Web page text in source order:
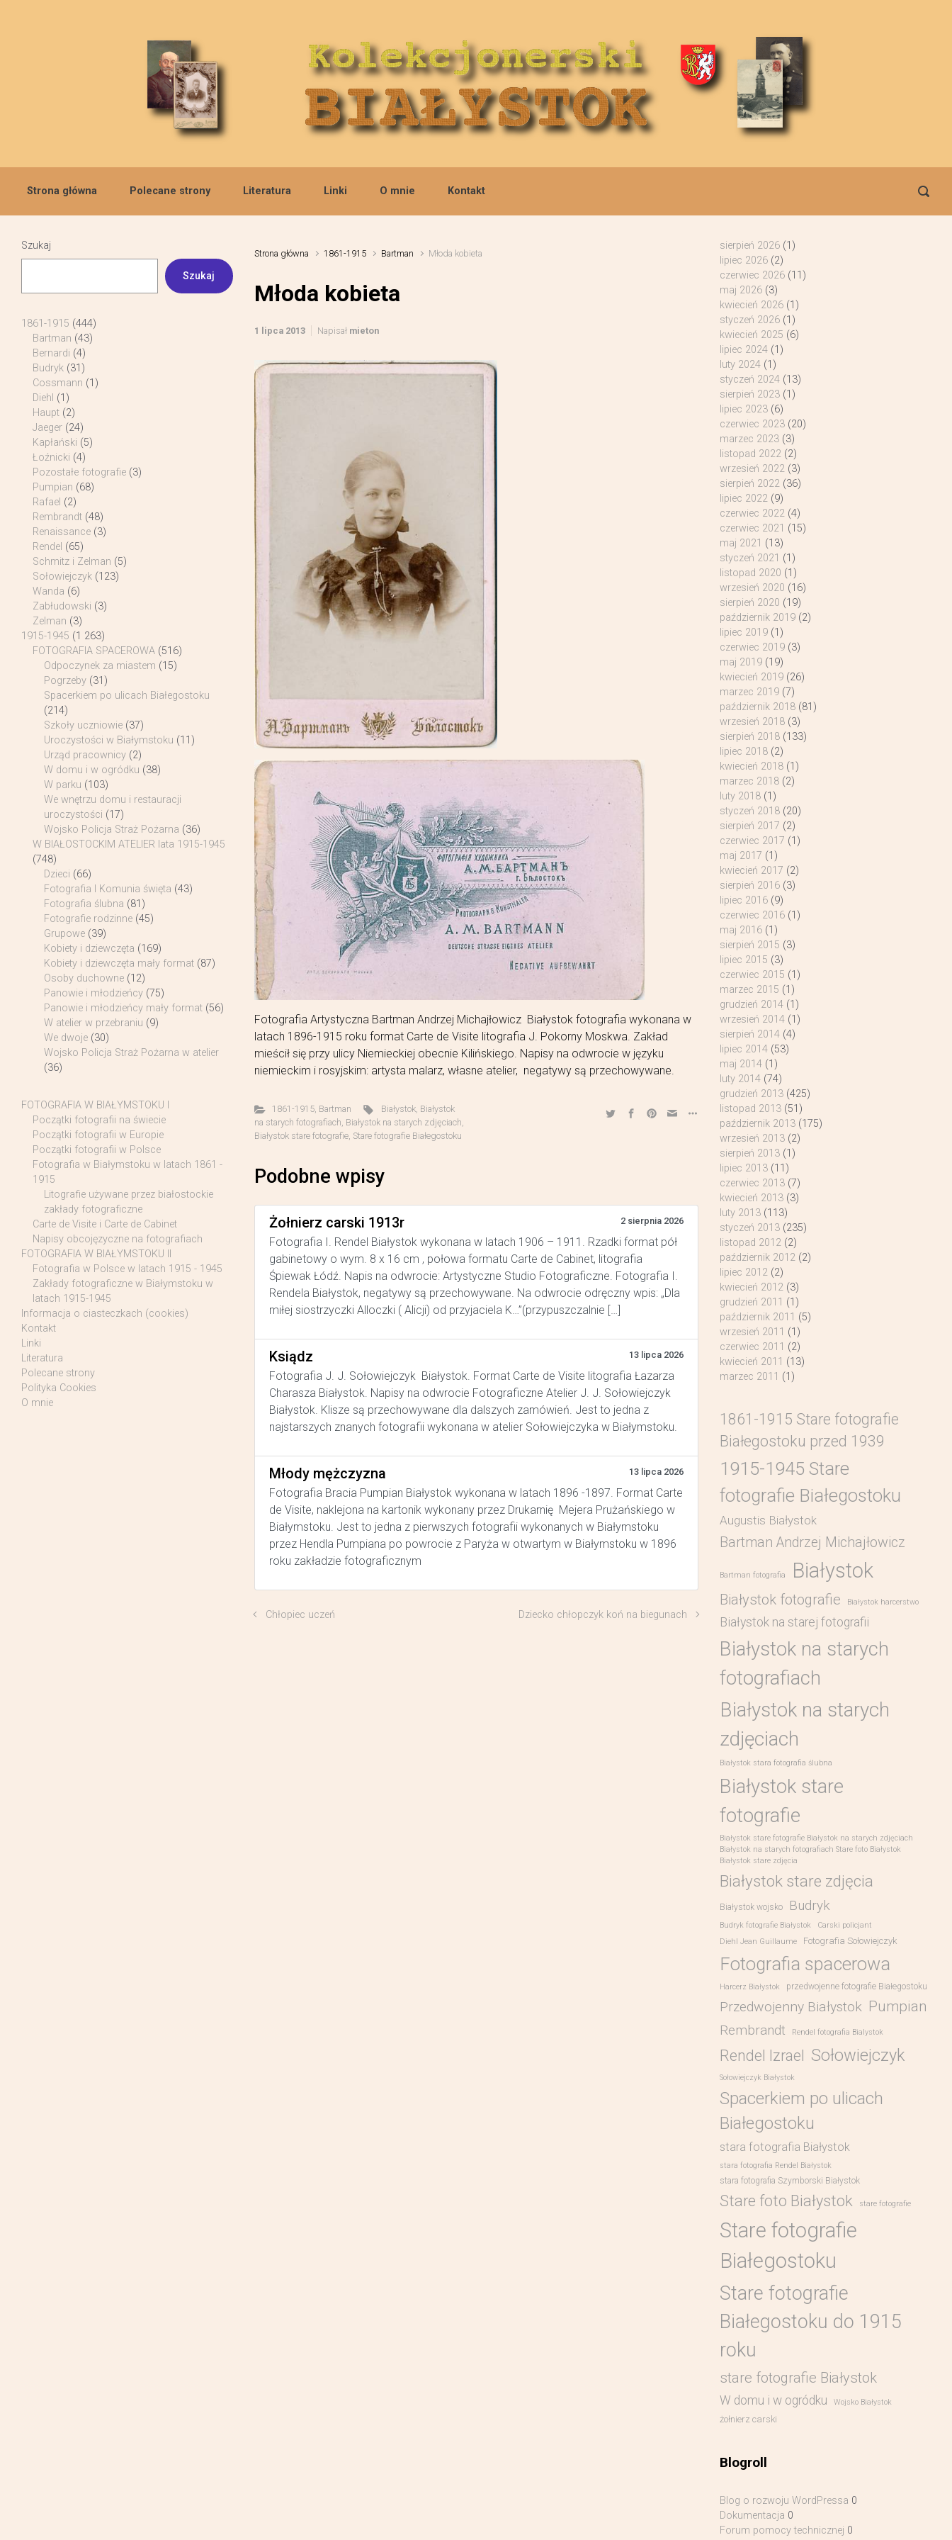
Strona główna Polecane strony Literatura Linki O mnie Kontakt
Strona główna 1861-1915 Bartman Młoda kobieta
Młoda kobieta
1 lipca 2013 Napisał mieton
Fotografia Artystyczna Bartman Andrzej Michajłowicz Białystok fotografia wykonana w
latach 1896-1915 roku format Carte de Visite litografia J. Pokorny Moskwa. Zakład
mieścił się przy ulicy Niemieckiej obecnie Kilińskiego. Napisy na odwrocie w języku
niemieckim i rosyjskim: artysta malarz, własne atelier, negatywy są przechowywane.
1861-1915, Bartman Białystok, Białystok
na starych fotografiach, Białystok na starych zdjęciach,
Białystok stare fotografie, Stare fotografie Białegostoku
Podobne wpisy
Żołnierz carski 1913r 2 sierpnia 2026
Fotografia I. Rendel Białystok wykonana w latach 1906 – 1911. Rzadki format pół
gabinetowy o wym. 8 x 16 cm , połowa formatu Carte de Cabinet, litografia
Śpiewak Łódź. Napis na odwrocie: Artystyczne Studio Fotograficzne. Fotografia I.
Rendela Białystok, negatywy są przechowywane. Na odwrocie odręczny wpis: „Dla
miłej siostrzyczki Alloczki ( Alicji) od przyjaciela K…”(przypuszczalnie […]
Ksiądz 13 lipca 2026
Fotografia J. J. Sołowiejczyk Białystok. Format Carte de Visite litografia Łazarza
Charasza Białystok. Napisy na odwrocie Fotograficzne Atelier J. J. Sołowiejczyk
Białystok. Klisze są przechowywane dla dalszych zamówień. Jest to jedna z
najstarszych znanych fotografii wykonana w atelier Sołowiejczyka w Białymstoku.
Młody mężczyzna 13 lipca 2026
Fotografia Bracia Pumpian Białystok wykonana w latach 1896 -1897. Format Carte
de Visite, naklejona na kartonik wykonany przez Drukarnię Mejera Prużańskiego w
Białymstoku. Jest to jedna z pierwszych fotografii wykonanych w Białymstoku
przez Hendla Pumpiana po powrocie z Paryża w otwartym w Białymstoku w 1896
roku zakładzie fotograficznym
Chłopiec uczeń Dziecko chłopczyk koń na biegunach
Szukaj
Szukaj
1861-1915 (444)
Bartman (43)
Bernardi (4)
Budryk (31)
Cossmann (1)
Diehl (1)
Haupt (2)
Jaeger (24)
Kapłański (5)
Łoźnicki (4)
Pozostałe fotografie (3)
Pumpian (68)
Rafael (2)
Rembrandt (48)
Renaissance (3)
Rendel (65)
Schmitz i Zelman (5)
Sołowiejczyk (123)
Wanda (6)
Zabłudowski (3)
Zelman (3)
1915-1945 (1 263)
FOTOGRAFIA SPACEROWA (516)
Odpoczynek za miastem (15)
Pogrzeby (31)
Spacerkiem po ulicach Białegostoku
(214)
Szkoły uczniowie (37)
Uroczystości w Białymstoku (11)
Urząd pracownicy (2)
W domu i w ogródku (38)
W parku (103)
We wnętrzu domu i restauracji
uroczystości (17)
Wojsko Policja Straż Pożarna (36)
W BIAŁOSTOCKIM ATELIER lata 1915-1945
(748)
Dzieci (66)
Fotografia I Komunia święta (43)
Fotografia ślubna (81)
Fotografie rodzinne (45)
Grupowe (39)
Kobiety i dziewczęta (169)
Kobiety i dziewczęta mały format (87)
Osoby duchowne (12)
Panowie i młodzieńcy (75)
Panowie i młodzieńcy mały format (56)
W atelier w przebraniu (9)
We dwoje (30)
Wojsko Policja Straż Pożarna w atelier
(36)
FOTOGRAFIA W BIAŁYMSTOKU I
Początki fotografii na świecie
Początki fotografii w Europie
Początki fotografii w Polsce
Fotografia w Białymstoku w latach 1861 -
1915
Litografie używane przez białostockie
zakłady fotograficzne
Carte de Visite i Carte de Cabinet
Napisy obcojęzyczne na fotografiach
FOTOGRAFIA W BIAŁYMSTOKU II
Fotografia w Polsce w latach 1915 - 1945
Zakłady fotograficzne w Białymstoku w
latach 1915-1945
Informacja o ciasteczkach (cookies)
Kontakt
Linki
Literatura
Polecane strony
Polityka Cookies
O mnie
sierpień 2026(1)
lipiec 2026(2)
czerwiec 2026(11)
maj 2026(3)
kwiecień 2026(1)
styczeń 2026(1)
kwiecień 2025 (6)
lipiec 2024(1)
luty 2024(1)
styczeń 2024(13)
sierpień 2023(1)
lipiec 2023(6)
czerwiec 2023(20)
marzec 2023(3)
listopad 2022(2)
wrzesień 2022(3)
sierpień 2022(36)
lipiec 2022(9)
czerwiec 2022(4)
czerwiec 2021 (15)
maj 2021 (13)
styczeń 2021 (1)
listopad 2020 (1)
wrzesień 2020 (16)
sierpień 2020 (19)
październik 2019(2)
lipiec 2019(1)
czerwiec 2019(3)
maj 2019(19)
kwiecień 2019(26)
marzec 2019(7)
październik 2018(81)
wrzesień 2018(3)
sierpień 2018(133)
lipiec 2018(2)
kwiecień 2018(1)
marzec 2018(2)
luty 2018(1)
styczeń 2018(20)
sierpień 2017 (2)
czerwiec 2017 (1)
maj 2017 (1)
kwiecień 2017 (2)
sierpień 2016(3)
lipiec 2016(9)
czerwiec 2016(1)
maj 2016(1)
sierpień 2015 (3)
lipiec 2015 (3)
czerwiec 2015 (1)
marzec 2015 (1)
grudzień 2014(1)
wrzesień 2014(1)
sierpień 2014(4)
lipiec 2014(53)
maj 2014(1)
luty 2014(74)
grudzień 2013(425)
listopad 2013(51)
październik 2013(175)
wrzesień 2013(2)
sierpień 2013(1)
lipiec 2013(11)
czerwiec 2013(7)
kwiecień 2013(3)
luty 2013(113)
styczeń 2013(235)
listopad 2012(2)
październik 2012(2)
lipiec 2012(2)
kwiecień 2012(3)
grudzień 2011 (1)
październik 2011 (5)
wrzesień 2011 (1)
czerwiec 2011 (2)
kwiecień 2011 (13)
marzec 2011 (1)
1861-1915 Stare fotografie
Białegostoku przed 1939
1915-1945 Stare
fotografie Białegostoku
Augustis Białystok
Bartman Andrzej Michajłowicz
Bartman fotografia Białystok
Białystok fotografie Białystok harcerstwo
Białystok na starej fotografii
Białystok na starych
fotografiach
Białystok na starych
zdjęciach
Białystok stara fotografia ślubna
Białystok stare
fotografie
Białystok stare fotografie Białystok na starych zdjęciach
Białystok na starych fotografiach Stare foto Białystok
Białystok stare zdjęcia
Białystok stare zdjęcia
Białystok wojsko Budryk
Budryk fotografie Białystok
Carski policjant
Diehl Jean Guillaume
Fotografia Sołowiejczyk
Fotografia spacerowa
Harcerz Białystok przedwojenne fotografie Białegostoku
Przedwojenny Białystok Pumpian
Rembrandt Rendel fotografia Bialystok
Rendel Izrael Sołowiejczyk
Sołowiejczyk Białystok
Spacerkiem po ulicach
Białegostoku
stara fotografia Białystok
stara fotografia Rendel Białystok
stara fotografia Szymborski Białystok
Stare foto Białystok stare fotografie
Stare fotografie
Białegostoku
Stare fotografie
Białegostoku do 1915
roku
stare fotografie Białystok
W domu i w ogródku Wojsko Białystok
żołnierz carski
Blogroll
Blog o rozwoju WordPressa 0
Dokumentacja 0
Forum pomocy technicznej 0